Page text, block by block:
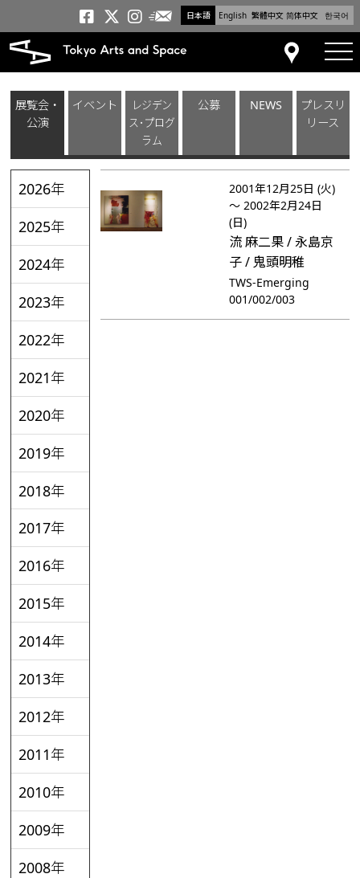
日本語 English 繁體中文 简体中文 한국어
トーキョーアーツアンド
トーキョーアーツアンド
トーキョーアーツア
メールニュース
アクセス
展覧会・
公演
イベント
レジデン
ス･プログ
ラム
公募 NEWS
プレスリ
リース
2026年
2025年
2024年
2023年
2022年
2021年
2020年
2019年
2018年
2017年
2016年
2015年
2014年
2013年
2012年
2011年
2010年
2009年
2008年
2001年12月25日 (火)
～ 2002年2月24日
(日)
流 麻二果 / 永島京
子 / 鬼頭明稚
TWS-Emerging
001/002/003